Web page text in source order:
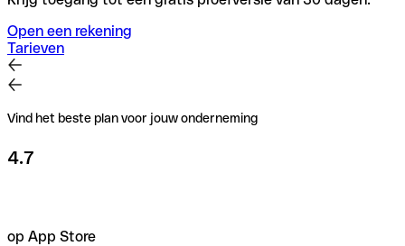
Open een rekening
Tarieven
Vind het beste plan voor jouw onderneming
4.7
op App Store